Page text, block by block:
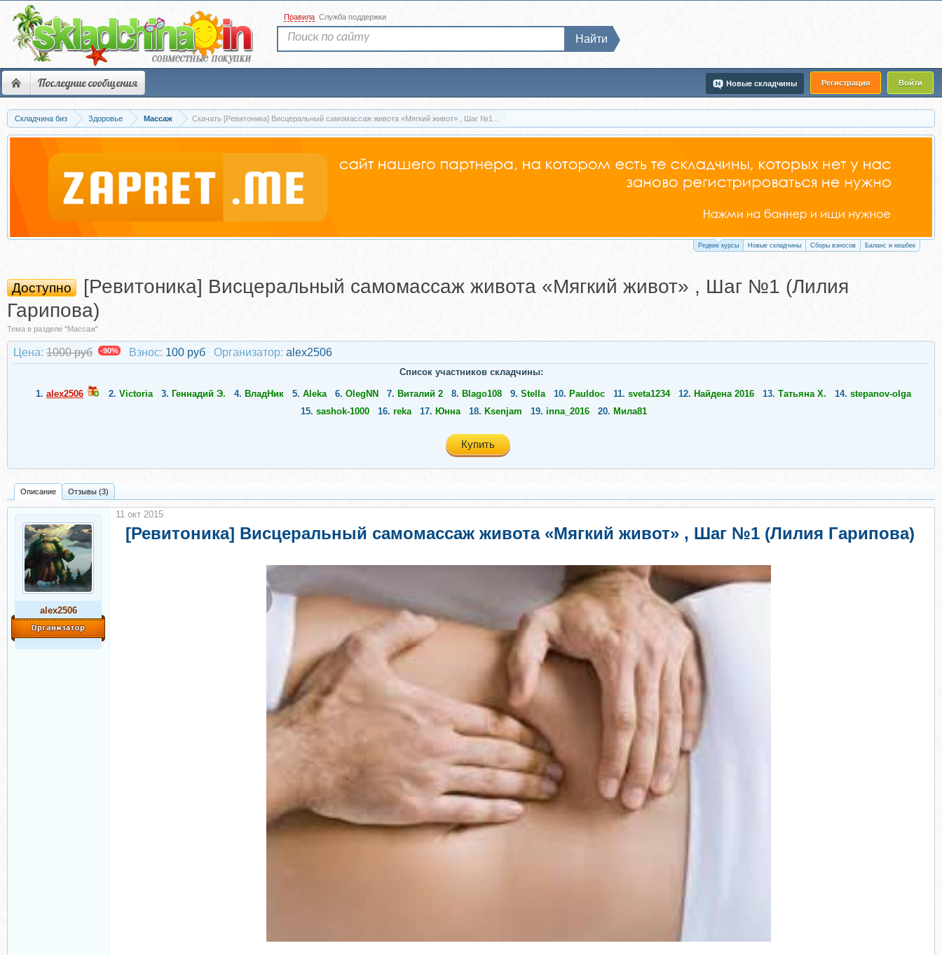
Последние сообщения Регистрация Войти
Новые складчины
Правила Служба поддержки
Найти
Складчина биз Здоровье Массаж Скачать [Ревитоника] Висцеральный самомассаж живота «Мягкий живот» , Шаг №1...
Редкие курсы Новые складчины Сборы взносов Баланс и кешбек
Доступно
[Ревитоника] Висцеральный самомассаж живота «Мягкий живот» , Шаг №1 (Лилия
Гарипова)
Тема в разделе "Массаж"
Цена: 1000 руб -90% Взнос: 100 руб Организатор: alex2506
Список участников складчины:
1. alex2506 2. Victoria 3. Геннадий Э. 4. ВладНик 5. Aleka 6. OlegNN 7. Виталий 2 8. Blago108 9. Stella 10. Pauldoc 11. sveta1234 12. Найдена 2016 13. Татьяна Х. 14. stepanov-olga
15. sashok-1000 16. reka 17. Юнна 18. Ksenjam 19. inna_2016 20. Мила81
Купить
Описание Отзывы (3)
alex2506
[Ревитоника] Висцеральный самомассаж живота «Мягкий живот» , Шаг №1 (Лилия Гарипова)
11 окт 2015